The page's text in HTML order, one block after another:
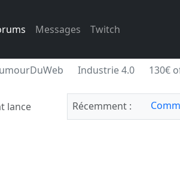
Messages Twitch
Industrie 4.0
130€
lance
Récemment :